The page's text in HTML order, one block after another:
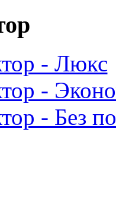
- Люкс
-
- Без